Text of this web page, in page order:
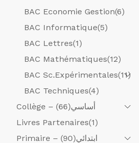
BAC Economie Gestion(6)
BAC Informatique(5)
BAC Lettres(1)
BAC Mathématiques(12)
BAC Sc.Expérimentales(11)
BAC Techniques(4)
Collège – أساسي(66)
Livres Partenaires(1)
Primaire – ابتدائي(90)